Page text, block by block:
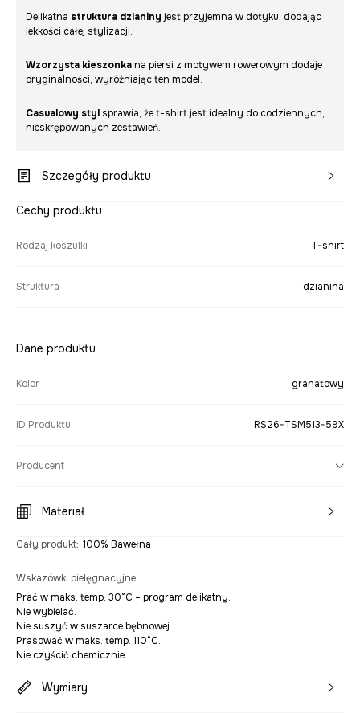
Delikatna struktura dzianiny jest przyjemna w dotyku, dodając
lekkości całej stylizacji.
Wzorzysta kieszonka na piersi z motywem rowerowym dodaje
oryginalności, wyróżniając ten model.
Casualowy styl sprawia, że t-shirt jest idealny do codziennych,
nieskrępowanych zestawień.
Szczegóły produktu
Cechy produktu
Rodzaj koszulki T-shirt
Struktura dzianina
Dane produktu
Kolor granatowy
ID Produktu RS26-TSM513-59X
Producent
Materiał
Cały produkt: 100% Bawełna
Wskazówki pielęgnacyjne:
Prać w maks. temp. 30°C – program delikatny.
Nie wybielać.
Nie suszyć w suszarce bębnowej.
Prasować w maks. temp. 110°C.
Nie czyścić chemicznie.
Wymiary